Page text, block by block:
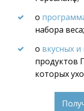
о
набора веса;
о вкусных
продуктов
которых